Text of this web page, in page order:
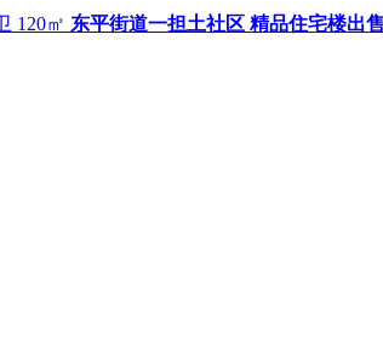
东平街道一担土社区 精品住宅楼出